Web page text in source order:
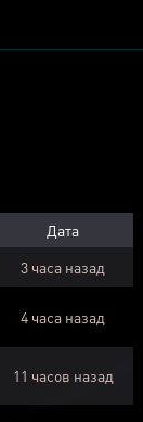
Дата
3 часа назад
4 часа назад
11 часов назад